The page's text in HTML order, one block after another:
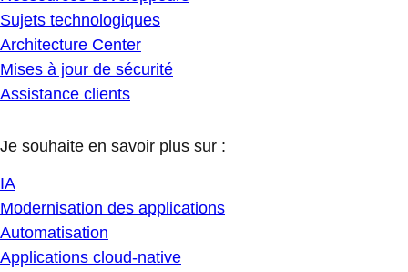
Sujets technologiques
Architecture Center
Mises à jour de sécurité
Assistance clients
Je souhaite en savoir plus sur :
IA
Modernisation des applications
Automatisation
Applications cloud-native